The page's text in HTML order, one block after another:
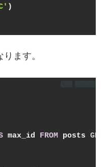
)
ます。
max_id FROM posts